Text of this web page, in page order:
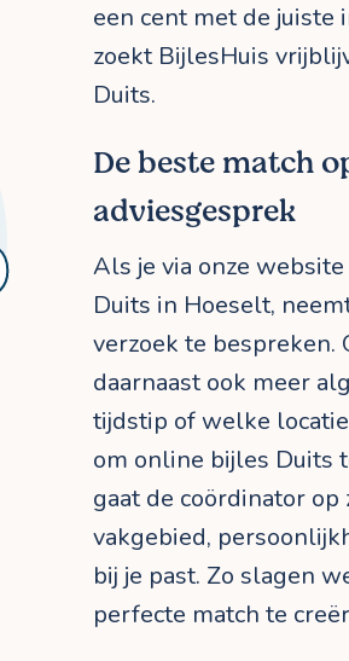
een cent met de juiste
zoekt BijlesHuis
Duits.
De beste match
adviesgesprek
Als je via onze
Duits in Hoeselt,
verzoek te bespreken.
daarnaast ook meer
tijdstip of welke
om online bijles Duits
gaat de coördinator
vakgebied,
bij je past. Zo slagen
perfecte match te